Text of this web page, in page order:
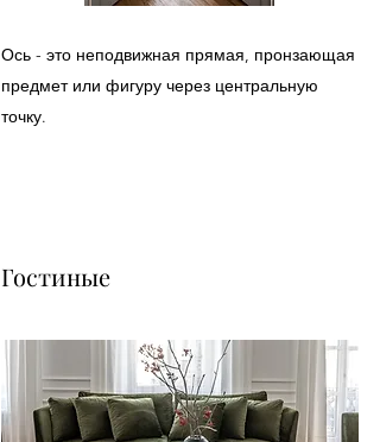
Ось - это неподвижная прямая, пронзающая
предмет или фигуру через центральную
точку.
Гостиные